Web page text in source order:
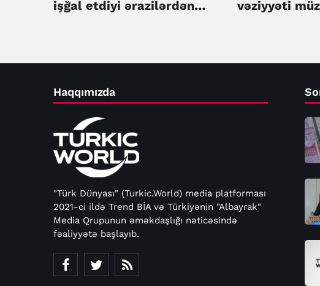
işğal etdiyi ərazilərdən
vəziyyəti
Haqqımızda
"Türk Dünyası" (Turkic.World) media platforması
2021-ci ildə Trend BİA və Türkiyənin "Albayrak"
Media Qrupunun əməkdaşlığı nəticəsində
fəaliyyətə başlayıb.